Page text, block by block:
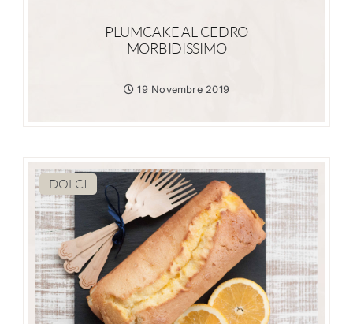
PLUMCAKE AL CEDRO
MORBIDISSIMO
19 Novembre 2019
DOLCI